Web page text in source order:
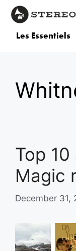
Les Essentiels
Top
Magic
December 31,